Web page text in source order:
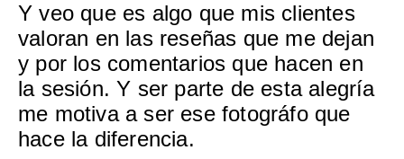
Y veo que es algo que mis clientes
valoran en las reseñas que me dejan
y por los comentarios que hacen en
la sesión. Y ser parte de esta alegría
me motiva a ser ese fotográfo que
hace la diferencia.